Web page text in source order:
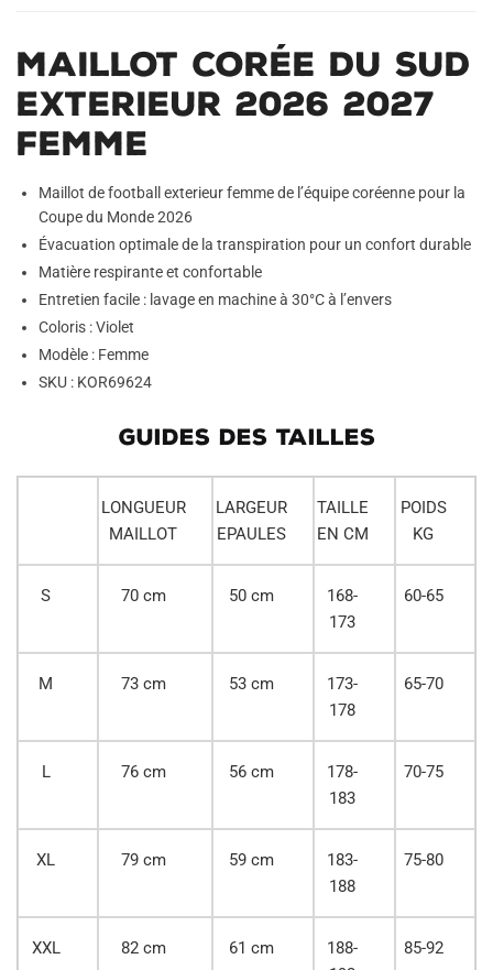
Maillot Corée du Sud
Exterieur 2026 2027
Femme
Maillot de football exterieur femme de l’équipe coréenne pour la
Coupe du Monde 2026
Évacuation optimale de la transpiration pour un confort durable
Matière respirante et confortable
Entretien facile : lavage en machine à 30°C à l’envers
Coloris : Violet
Modèle : Femme
SKU : KOR69624
GUIDES DES TAILLES
LONGUEUR
MAILLOT
LARGEUR
EPAULES
TAILLE
EN CM
POIDS
KG
S 70 cm 50 cm
168-
173
60-65
M 73 cm 53 cm
173-
178
65-70
L 76 cm 56 cm
178-
183
70-75
XL 79 cm 59 cm
183-
188
75-80
XXL 82 cm 61 cm
188-
85-92